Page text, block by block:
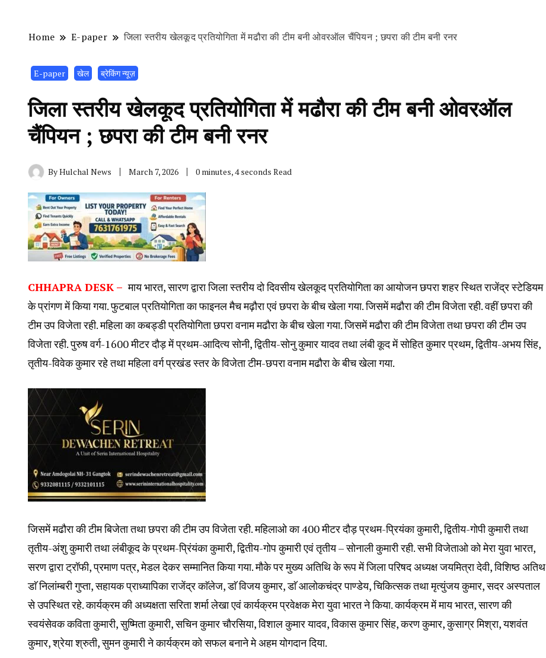
Home E-paper जिला स्तरीय खेलकूद प्रतियोगिता में मढौरा की टीम बनी ओवरऑल चैंपियन ; छपरा की टीम बनी रनर
E-paper खेल ब्रेकिंग न्यूज़
जिला स्तरीय खेलकूद प्रतियोगिता में मढौरा की टीम बनी ओवरऑल
चैंपियन ; छपरा की टीम बनी रनर
ByHulchal News March 7, 2026 0 minutes, 4 seconds Read
CHHAPRA DESK –माय भारत, सारण द्वारा जिला स्तरीय दो दिवसीय खेलकूद प्रतियोगिता का आयोजन छपरा शहर स्थित राजेंद्र स्टेडियम
के प्रांगण में किया गया. फुटबाल प्रतियोगिता का फाइनल मैच मढ़ौरा एवं छपरा के बीच खेला गया. जिसमें मढौरा की टीम विजेता रही. वहीं छपरा की
टीम उप विजेता रही. महिला का कबड्डी प्रतियोगिता छपरा वनाम मढौरा के बीच खेला गया. जिसमें मढौरा की टीम विजेता तथा छपरा की टीम उप
विजेता रही. पुरुष वर्ग-1600 मीटर दौड़ में प्रथम-आदित्य सोनी, द्वितीय-सोनु कुमार यादव तथा लंबी कूद में सोहित कुमार प्रथम, द्वितीय-अभय सिंह,
तृतीय-विवेक कुमार रहे तथा महिला वर्ग प्रखंड स्तर के विजेता टीम-छपरा वनाम मढौरा के बीच खेला गया.
जिसमें मढौरा की टीम बिजेता तथा छपरा की टीम उप विजेता रही. महिलाओ का 400 मीटर दौड़ प्रथम-प्रियंका कुमारी, द्वितीय-गोपी कुमारी तथा
तृतीय-अंशु कुमारी तथा लंबीकूद के प्रथम-प्रिंयंका कुमारी, द्वितीय-गोप कुमारी एवं तृतीय – सोनाली कुमारी रही. सभी विजेताओ को मेरा युवा भारत,
सरण द्वारा ट्रॉफी, प्रमाण पत्र, मेडल देकर सम्मानित किया गया. मौके पर मुख्य अतिथि के रूप में जिला परिषद अध्यक्ष जयमित्रा देवी, विशिष्ठ अतिथ
डाॅ निलांम्बरी गुप्ता, सहायक प्राध्यापिका राजेंद्र काॅलेज, डाॅ विजय कुमार, डाॅ आलोकचंद्र पाण्डेय, चिकित्सक तथा मृत्युंजय कुमार, सदर अस्पताल
से उपस्थित रहे. कार्यक्रम की अध्यक्षता सरिता शर्मा लेखा एवं कार्यक्रम प्रवेक्षक मेरा युवा भारत ने किया. कार्यक्रम में माय भारत, सारण की
स्वयंसेवक कविता कुमारी, सुष्मिता कुमारी, सचिन कुमार चौरसिया, विशाल कुमार यादव, विकास कुमार सिंह, करण कुमार, कुसाग्र मिश्रा, यशवंत
कुमार, श्रेया श्रुती, सुमन कुमारी ने कार्यक्रम को सफल बनाने मे अहम योगदान दिया.